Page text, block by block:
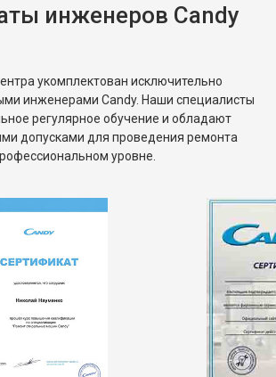
инженеров Candy
укомплектован исключительно
инженерами Candy. Наши специалисты
регулярное обучение и обладают
допусками для проведения ремонта
уровне.